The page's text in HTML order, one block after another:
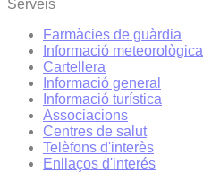
Serveis
Farmàcies de guàrdia
Informació meteorològica
Cartellera
Informació general
Informació turística
Associacions
Centres de salut
Telèfons d'interès
Enllaços d'interés